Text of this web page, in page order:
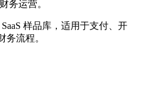
务运营。
样品库，适用于支付、开
务流程。